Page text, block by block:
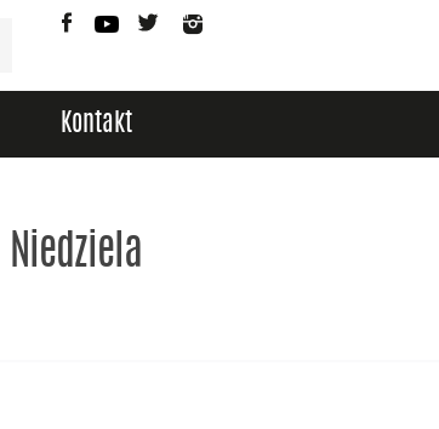
FacebookYouTubeTwitter
Kontakt